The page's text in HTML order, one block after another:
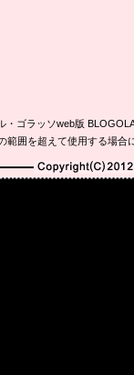
・ゴラッソweb版
範囲を超えて使用する場
Copyright(C)2010-